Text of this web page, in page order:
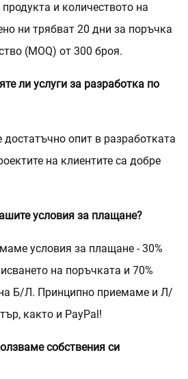
и количеството на
ни трябват 20 дни за поръчка
(MOQ) от 300 броя.
ли услуги за разработка по
опит в разработката
на клиентите са добре
условия за плащане?
условия за плащане - 30%
на поръчката и 70%
Б/Л. Принципно приемаме и Л/
както и PayPal!
собствения си